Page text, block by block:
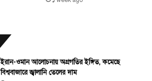
ইরান-ওমান আলোচনায় অগ্রগতির ইঙ্গিত, কমেছে
বিশ্ববাজারে জ্বালানি তেলের দাম